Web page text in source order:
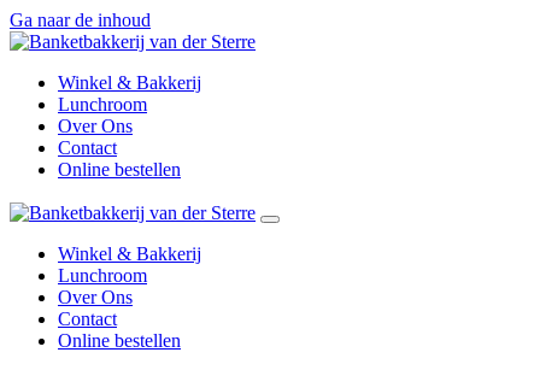
Ga naar de inhoud
Winkel & Bakkerij
Lunchroom
Over Ons
Contact
Online bestellen
Winkel & Bakkerij
Lunchroom
Over Ons
Contact
Online bestellen